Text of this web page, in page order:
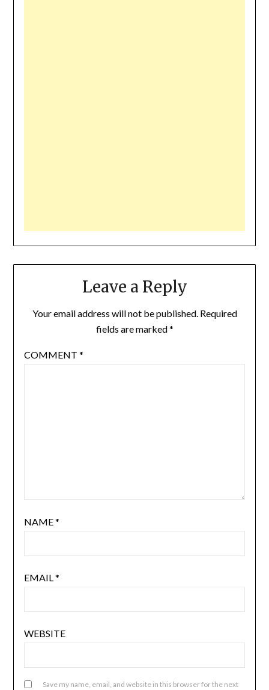
Leave a Reply
Your email address will not be published. Required
fields are marked*
COMMENT *
NAME*
EMAIL *
WEBSITE
Save my name, email, and website in this browser for the next